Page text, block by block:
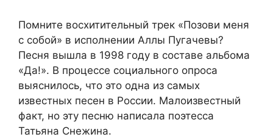
Помните восхитительный трек «Позови меня
с собой» в исполнении Аллы Пугачевы?
Песня вышла в 1998 году в составе альбома
«Да!». В процессе социального опроса
выяснилось, что это одна из самых
известных песен в России. Малоизвестный
факт, но эту песню написала поэтесса
Татьяна Снежина.